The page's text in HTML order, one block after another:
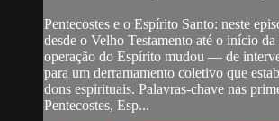
Pentecostes e o Espírito Santo: neste
desde o Velho Testamento até o início
operação do Espírito mudou — de
para um derramamento coletivo que
dons espirituais. Palavras-chave nas
Pentecostes, Esp...